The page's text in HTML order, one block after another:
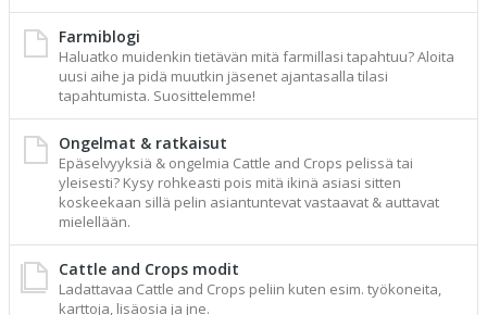
Farmiblogi
Haluatko muidenkin tietävän mitä farmillasi tapahtuu? Aloita
uusi aihe ja pidä muutkin jäsenet ajantasalla tilasi
tapahtumista. Suosittelemme!
Ongelmat & ratkaisut
Epäselvyyksiä & ongelmia Cattle and Crops pelissä tai
yleisesti? Kysy rohkeasti pois mitä ikinä asiasi sitten
koskeekaan sillä pelin asiantuntevat vastaavat & auttavat
mielellään.
Cattle and Crops modit
Ladattavaa Cattle and Crops peliin kuten esim. työkoneita,
karttoja, lisäosia ja jne.